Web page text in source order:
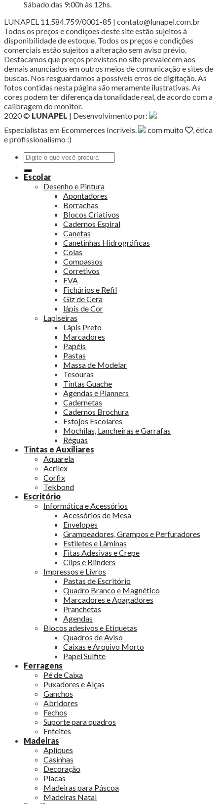
Sábado das 9:00h às 12hs.
LUNAPEL 11.584.759/0001-85 | contato@lunapel.com.br
Todos os preços e condições deste site estão sujeitos à
disponibilidade de estoque. Todos os preços e condições
comerciais estão sujeitos a alteração sem aviso prévio.
Destacamos que preços previstos no site prevalecem aos
demais anunciados em outros meios de comunicação e sites de
buscas. Nos resguardamos a possíveis erros de digitação. As
fotos contidas nesta página são meramente ilustrativas. As
cores podem ter diferença da tonalidade real, de acordo com a
calibragem do monitor.
2020 © LUNAPEL | Desenvolvimento por:
Especialistas em Ecommerces Incríveis.
com muito
, ética
e profissionalismo :)
Pesquisar
por:
Escolar
Desenho e Pintura
Apontadores
Borrachas
Blocos Criativos
Cadernos Espiral
Canetas
Canetinhas Hidrográficas
Colas
Compassos
Corretivos
EVA
Fichários e Refil
Giz de Cera
lápis de Cor
Lapiseiras
Lápis Preto
Marcadores
Papéis
Pastas
Massa de Modelar
Tesouras
Tintas Guache
Agendas e Planners
Cadernetas
Cadernos Brochura
Estojos Escolares
Mochilas, Lancheiras e Garrafas
Réguas
Tintas e Auxiliares
Aquarela
Acrilex
Corfix
Tekbond
Escritório
Informática e Acessórios
Acessórios de Mesa
Envelopes
Grampeadores, Grampos e Perfuradores
Estiletes e Lâminas
Fitas Adesivas e Crepe
Clips e Blinders
Impressos e Livros
Pastas de Escritório
Quadro Branco e Magnético
Marcadores e Apagadores
Pranchetas
Agendas
Blocos adesivos e Etiquetas
Quadros de Aviso
Caixas e Arquivo Morto
Papel Sulfite
Ferragens
Pé de Caixa
Puxadores e Alças
Ganchos
Abridores
Fechos
Suporte para quadros
Enfeites
Madeiras
Apliques
Casinhas
Decoração
Placas
Madeiras para Páscoa
Madeiras Natal